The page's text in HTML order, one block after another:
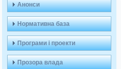
Анонси
Нормативна база
Програми і проекти
Прозора влада